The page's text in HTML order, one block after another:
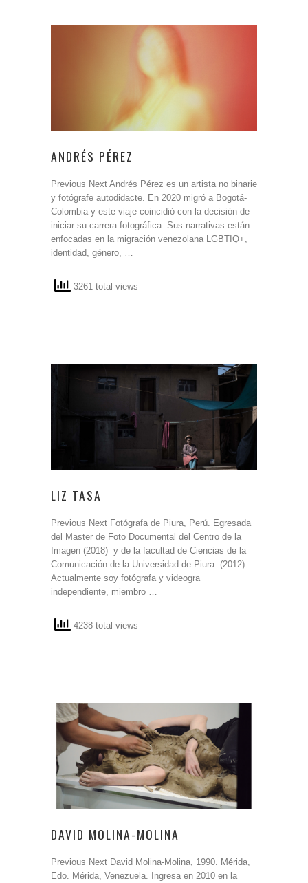
ANDRÉS PÉREZ
Previous Next Andrés Pérez es un artista no binarie
y fotógrafe autodidacte. En 2020 migró a Bogotá-
Colombia y este viaje coincidió con la decisión de
iniciar su carrera fotográfica. Sus narrativas están
enfocadas en la migración venezolana LGBTIQ+,
identidad, género, …
3261 total views
LIZ TASA
Previous Next Fotógrafa de Piura, Perú. Egresada
del Master de Foto Documental del Centro de la
Imagen (2018) y de la facultad de Ciencias de la
Comunicación de la Universidad de Piura. (2012)
Actualmente soy fotógrafa y videogra
independiente, miembro …
4238 total views
DAVID MOLINA-MOLINA
Previous Next David Molina-Molina, 1990. Mérida,
Edo. Mérida, Venezuela. Ingresa en 2010 en la